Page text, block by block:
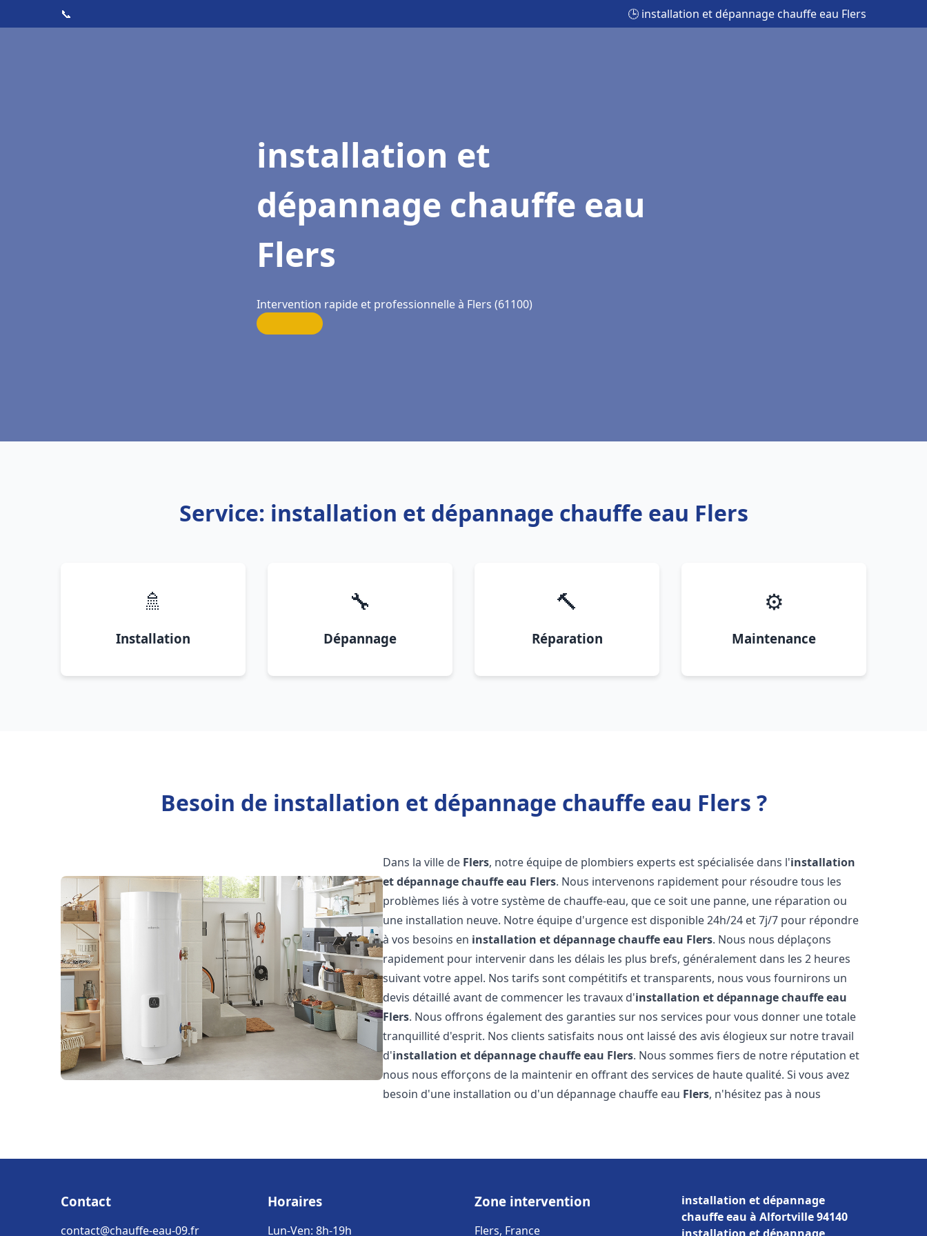
📞 🕒 installation et dépannage chauffe eau Flers
installation et
dépannage chauffe eau
Flers
Intervention rapide et professionnelle à Flers (61100)
Service: installation et dépannage chauffe eau Flers
🚿
Installation
🔧
Dépannage
🔨
Réparation
⚙️
Maintenance
Besoin de installation et dépannage chauffe eau Flers ?
Dans la ville de Flers, notre équipe de plombiers experts est spécialisée dans l'installation
et dépannage chauffe eau Flers. Nous intervenons rapidement pour résoudre tous les
problèmes liés à votre système de chauffe-eau, que ce soit une panne, une réparation ou
une installation neuve. Notre équipe d'urgence est disponible 24h/24 et 7j/7 pour répondre
à vos besoins en installation et dépannage chauffe eau Flers. Nous nous déplaçons
rapidement pour intervenir dans les délais les plus brefs, généralement dans les 2 heures
suivant votre appel. Nos tarifs sont compétitifs et transparents, nous vous fournirons un
devis détaillé avant de commencer les travaux d'installation et dépannage chauffe eau
Flers. Nous offrons également des garanties sur nos services pour vous donner une totale
tranquillité d'esprit. Nos clients satisfaits nous ont laissé des avis élogieux sur notre travail
d'installation et dépannage chauffe eau Flers. Nous sommes fiers de notre réputation et
nous nous efforçons de la maintenir en offrant des services de haute qualité. Si vous avez
besoin d'une installation ou d'un dépannage chauffe eau Flers, n'hésitez pas à nous
Contact
contact@chauffe-eau-09.fr
Horaires
Lun-Ven: 8h-19h
Zone intervention
Flers, France
installation et dépannage
chauffe eau à Alfortville 94140